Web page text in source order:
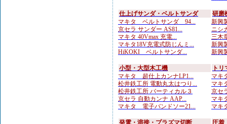
仕上げサンダ・ベルトサンダ
マキタ ベルトサンダ 94...
京セラ サンダー AS81...
マキタ 40Vmax 充電...
マキタ18V充電式防じんミ...
HiKOKI ベルトサンダ...
研磨
新興
ニシ
三木
新興
新興
小型・大型木工機
マキタ 超仕上カンナLP1...
松井鉄工所 電動丸太はつり...
松井鉄工所 バーティカル３
京セラ 自動カンナ AAP...
マキタ 電子バンドソー21...
ト
マキ
マキ
京セ
マキ
マキ
発電・溶接・プラズマ切断
圧着